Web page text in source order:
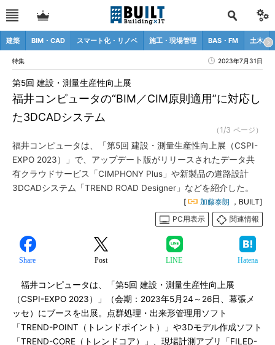
建築 BIM・CAD スマート化・リノベ 施工・現場管理 BAS・FM 土木
特集 2023年7月31日
福井コンピュータの“BIM／CIM原則適用”に対応し
た3DCADシステム
第5回 建設・測量生産性向上展
（1/3 ページ）
福井コンピュータは、「第5回 建設・測量生産性向上展（CSPI-
EXPO 2023）」で、アップデート版がリリースされたデータ共
有クラウドサービス「CIMPHONY Plus」や新製品の道路設計
3DCADシステム「TREND ROAD Designer」などを紹介した。
[ 加藤泰朗 ，BUILT]
PC用表示
関連情報
Share Post LINE Hatena
福井コンピュータは、「第5回 建設・測量生産性向上展
（CSPI-EXPO 2023）」（会期：2023年5月24～26日、幕張メ
ッセ）にブースを出展。点群処理・出来形管理用ソフト
「TREND-POINT（トレンドポイント）」や3Dモデル作成ソフト
「TREND-CORE（トレンドコア）」、現場計測アプリ「FILED-